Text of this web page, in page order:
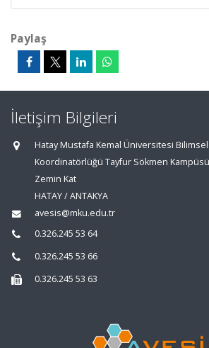
Paylaş
İletişim Bilgileri
Hatay Mustafa Kemal Üniversitesi
Koordinatörlüğü Tayfur Sökmen
Zemin Kat
HATAY / ANTAKYA
avesis@mku.edu.tr
0.326.245 53 64
0.326.245 53 66
0.326.245 53 63